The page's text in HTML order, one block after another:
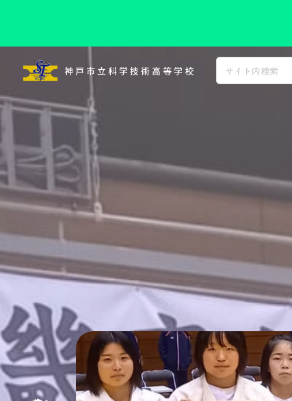
ン
ツ
ッ
プ
神戸市立科学技術高等学校